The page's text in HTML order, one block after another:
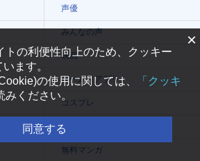
声優
みんなの声
映画
ゲーム・アプリ
コスプレ
配信・Vtuber
無料マンガ
×
トの利便性向上のため、クッキー
ます。
の使用に関しては、
「クッキ
みください。
同意する